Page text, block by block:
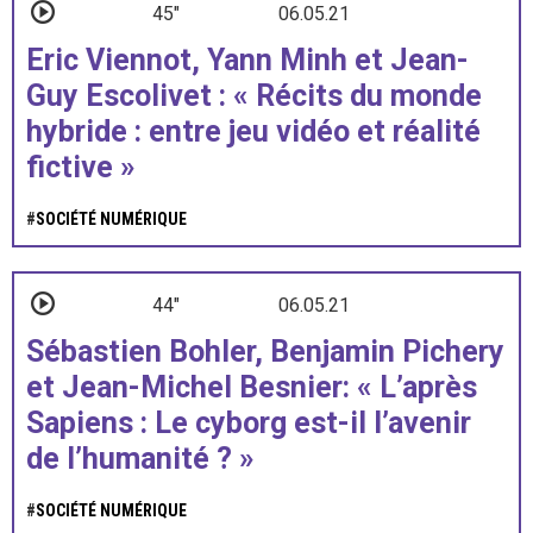
45" 06.05.21
Eric Viennot, Yann Minh et Jean-
Guy Escolivet : « Récits du monde
hybride : entre jeu vidéo et réalité
fictive »
#SOCIÉTÉ NUMÉRIQUE
44" 06.05.21
Sébastien Bohler, Benjamin Pichery
et Jean-Michel Besnier: « L’après
Sapiens : Le cyborg est-il l’avenir
de l’humanité ? »
#SOCIÉTÉ NUMÉRIQUE